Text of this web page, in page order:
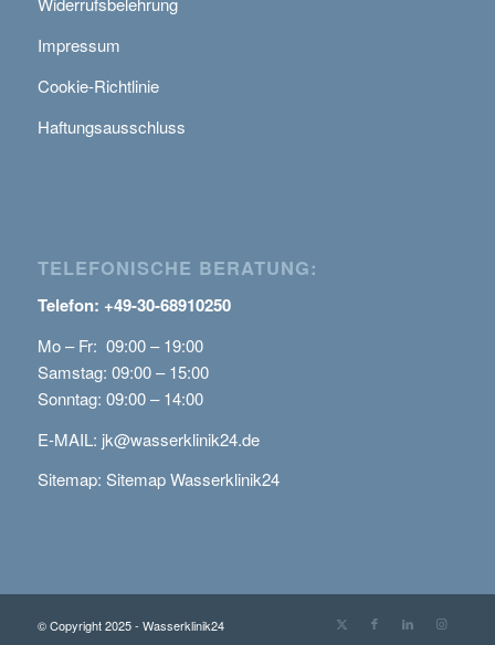
Impressum
Cookie-Richtlinie
Haftungsausschluss
TELEFONISCHE BERATUNG:
Telefon: +49-30-68910250
Mo – Fr: 09:00 – 19:00
Samstag: 09:00 – 15:00
Sonntag: 09:00 – 14:00
E-MAIL: jk@wasserklinik24.de
Sitemap: Sitemap Wasserklinik24
© Copyright 2025 - Wasserklinik24